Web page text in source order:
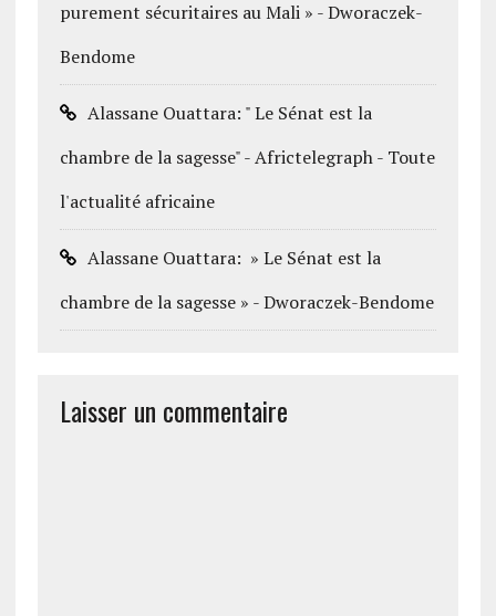
purement sécuritaires au Mali » - Dworaczek-
Bendome
Alassane Ouattara: " Le Sénat est la
chambre de la sagesse" - Africtelegraph - Toute
l'actualité africaine
Alassane Ouattara: » Le Sénat est la
chambre de la sagesse » - Dworaczek-Bendome
Laisser un commentaire